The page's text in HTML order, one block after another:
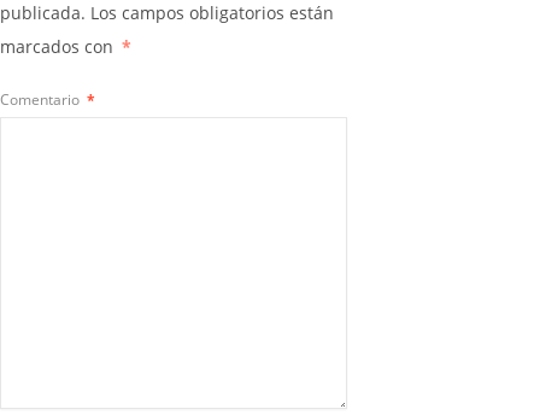
publicada. Los campos obligatorios están
marcados con *
Comentario *